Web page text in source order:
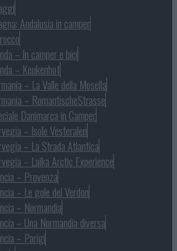
Andalusia in camper
– In camper e bici
– Keukenhof
– La Valle della Mosella
– RomantischeStrasse
Danimarca in Camper
– Isole Vesteralen
– La Strada Atlantica
– Laika Arctic Experience
– Provenza
– Le gole del Verdon
– Normandia
– Una Normandia diversa
– Parigi